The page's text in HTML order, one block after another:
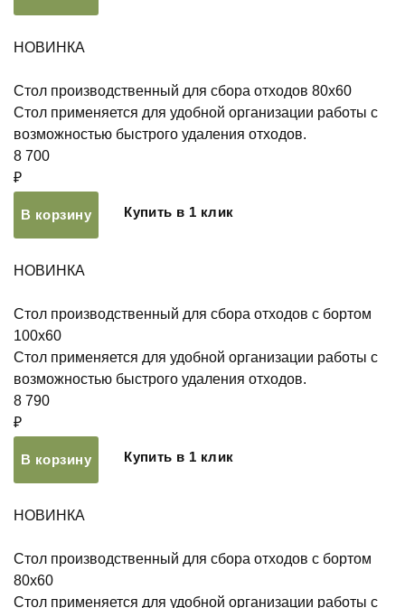
НОВИНКА
Стол производственный для сбора отходов 80х60
Стол применяется для удобной организации работы с
возможностью быстрого удаления отходов.
8 700
₽
В корзину Купить в 1 клик
НОВИНКА
Стол производственный для сбора отходов с бортом
100х60
Стол применяется для удобной организации работы с
возможностью быстрого удаления отходов.
8 790
₽
В корзину Купить в 1 клик
НОВИНКА
Стол производственный для сбора отходов с бортом
80х60
Стол применяется для удобной организации работы с